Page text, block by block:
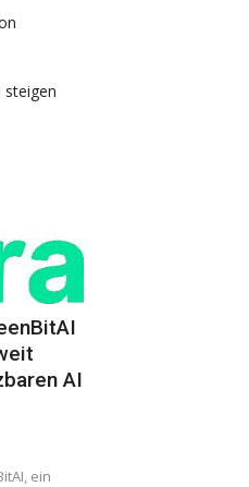
steigen
AI
ein